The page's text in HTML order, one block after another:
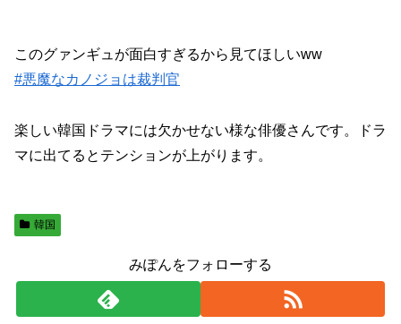
このグァンギュが面白すぎるから見てほしいww
#悪魔なカノジョは裁判官
楽しい韓国ドラマには欠かせない様な俳優さんです。ドラ
マに出てるとテンションが上がります。
韓国
みぽんをフォローする